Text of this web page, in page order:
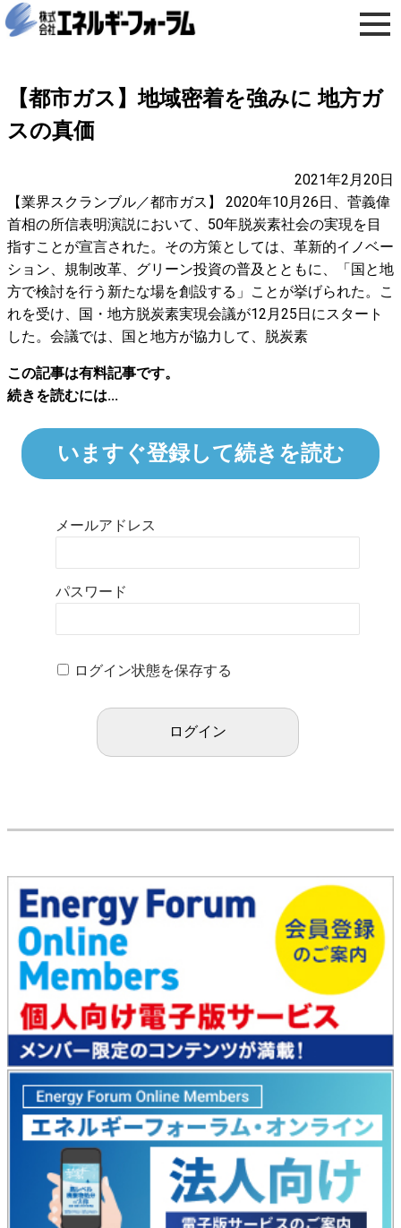
【都市ガス】地域密着を強みに 地方ガ
スの真価
2021年2月20日
【業界スクランブル／都市ガス】 2020年10月26日、菅義偉
首相の所信表明演説において、50年脱炭素社会の実現を目
指すことが宣言された。その方策としては、革新的イノベー
ション、規制改革、グリーン投資の普及とともに、「国と地
方で検討を行う新たな場を創設する」ことが挙げられた。こ
れを受け、国・地方脱炭素実現会議が12月25日にスタート
した。会議では、国と地方が協力して、脱炭素
この記事は有料記事です。
続きを読むには...
いますぐ登録して続きを読む
メールアドレス
パスワード
ログイン状態を保存する